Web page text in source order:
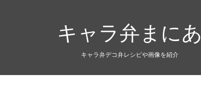
キャラ弁まにあ
キャラ弁デコ弁レシピや画像を紹介